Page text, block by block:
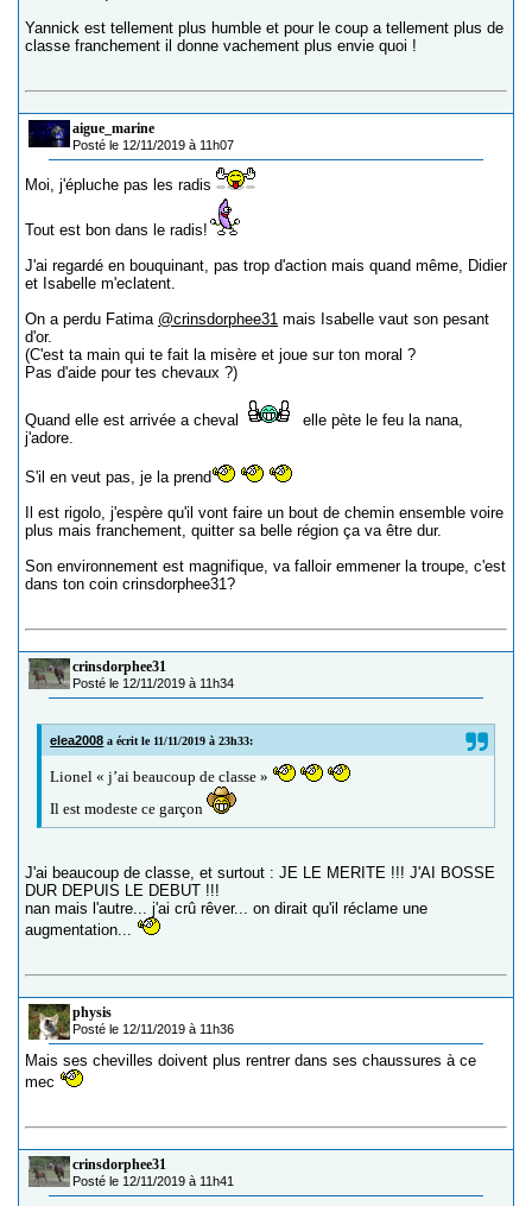
Yannick est tellement plus humble et pour le coup a tellement plus de
classe franchement il donne vachement plus envie quoi !
aigue_marine
Posté le 12/11/2019 à 11h07
Moi, j'épluche pas les radis
Tout est bon dans le radis!
J'ai regardé en bouquinant, pas trop d'action mais quand même, Didier
et Isabelle m'eclatent.
On a perdu Fatima @crinsdorphee31 mais Isabelle vaut son pesant
d'or.
(C'est ta main qui te fait la misère et joue sur ton moral ?
Pas d'aide pour tes chevaux ?)
Quand elle est arrivée a cheval
elle pète le feu la nana,
j'adore.
S'il en veut pas, je la prend
Il est rigolo, j'espère qu'il vont faire un bout de chemin ensemble voire
plus mais franchement, quitter sa belle région ça va être dur.
Son environnement est magnifique, va falloir emmener la troupe, c'est
dans ton coin crinsdorphee31?
crinsdorphee31
Posté le 12/11/2019 à 11h34
elea2008 a écrit le 11/11/2019 à 23h33:
Lionel « j’ai beaucoup de classe »
Il est modeste ce garçon
J'ai beaucoup de classe, et surtout : JE LE MERITE !!! J'AI BOSSE
DUR DEPUIS LE DEBUT !!!
nan mais l'autre... j'ai crû rêver... on dirait qu'il réclame une
augmentation...
physis
Posté le 12/11/2019 à 11h36
Mais ses chevilles doivent plus rentrer dans ses chaussures à ce
mec
crinsdorphee31
Posté le 12/11/2019 à 11h41